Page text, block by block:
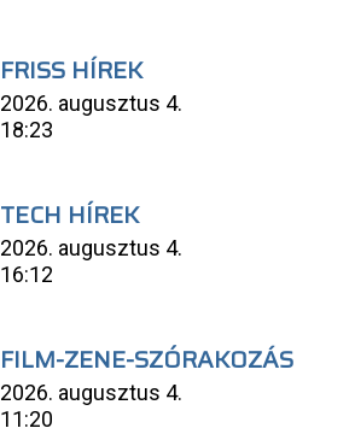
FRISS HÍREK
2026. augusztus 4.
18:23
TECH HÍREK
2026. augusztus 4.
16:12
FILM-ZENE-SZÓRAKOZÁS
2026. augusztus 4.
11:20